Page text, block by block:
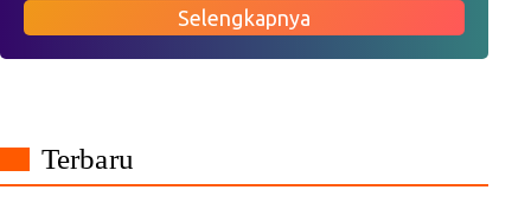
Selengkapnya
Terbaru